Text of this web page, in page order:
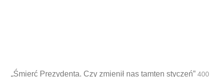
„Śmierć Prezydenta. Czy zmienił nas tamten styczeń” 400